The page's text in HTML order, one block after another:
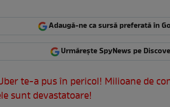
Adaugă-ne ca sursă preferată în
Urmărește SpyNews pe
te-a pus în pericol! Milioane de
sunt devastatoare!